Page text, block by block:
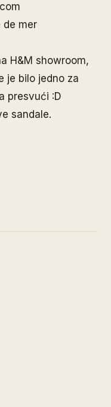
de mer
H&M showroom,
je bilo jedno za
presvući :D
sandale.